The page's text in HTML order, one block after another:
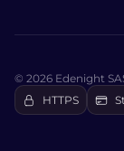
© 2026 Edenight
HTTPS